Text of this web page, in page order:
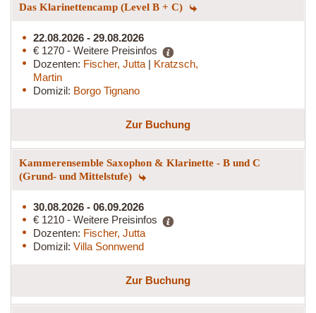
Das Klarinettencamp (Level B + C)
22.08.2026 - 29.08.2026
€ 1270 - Weitere Preisinfos
Dozenten: Fischer, Jutta | Kratzsch,
Martin
Domizil: Borgo Tignano
Zur Buchung
Kammerensemble Saxophon & Klarinette - B und C
(Grund- und Mittelstufe)
30.08.2026 - 06.09.2026
€ 1210 - Weitere Preisinfos
Dozenten: Fischer, Jutta
Domizil: Villa Sonnwend
Zur Buchung